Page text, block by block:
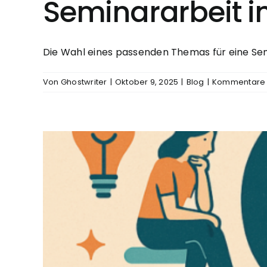
Seminararbeit
Die Wahl eines passenden Themas für eine
Von Ghostwriter | Oktober 9, 2025 | Blog |